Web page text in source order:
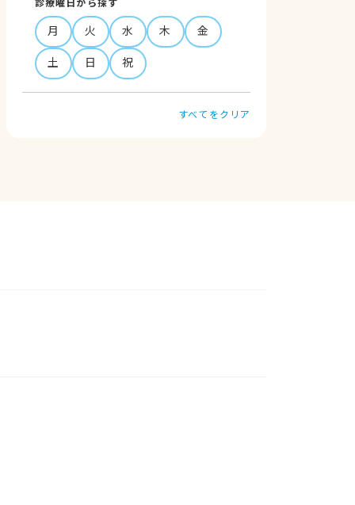
月 火 水 木
金
土
日 祝
すべてをクリア